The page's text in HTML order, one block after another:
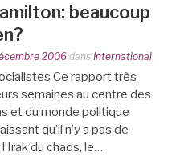
beaucoup
2006 dans International
Ce rapport très
semaines au centre des
et du monde politique
qu’il n’y a pas de
du chaos, le…